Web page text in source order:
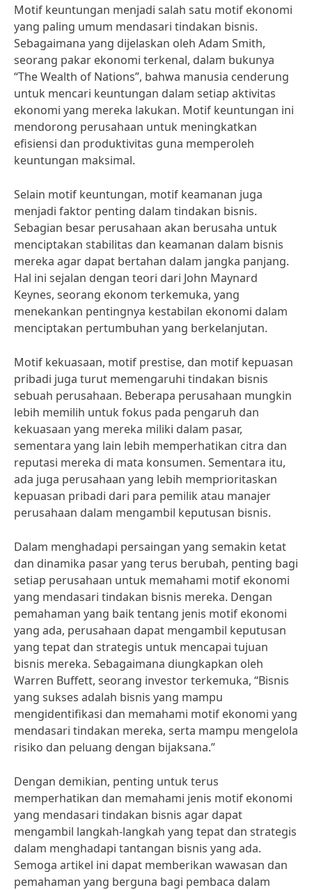
Motif keuntungan menjadi salah satu motif ekonomi
yang paling umum mendasari tindakan bisnis.
Sebagaimana yang dijelaskan oleh Adam Smith,
seorang pakar ekonomi terkenal, dalam bukunya
“The Wealth of Nations”, bahwa manusia cenderung
untuk mencari keuntungan dalam setiap aktivitas
ekonomi yang mereka lakukan. Motif keuntungan ini
mendorong perusahaan untuk meningkatkan
efisiensi dan produktivitas guna memperoleh
keuntungan maksimal.
Selain motif keuntungan, motif keamanan juga
menjadi faktor penting dalam tindakan bisnis.
Sebagian besar perusahaan akan berusaha untuk
menciptakan stabilitas dan keamanan dalam bisnis
mereka agar dapat bertahan dalam jangka panjang.
Hal ini sejalan dengan teori dari John Maynard
Keynes, seorang ekonom terkemuka, yang
menekankan pentingnya kestabilan ekonomi dalam
menciptakan pertumbuhan yang berkelanjutan.
Motif kekuasaan, motif prestise, dan motif kepuasan
pribadi juga turut memengaruhi tindakan bisnis
sebuah perusahaan. Beberapa perusahaan mungkin
lebih memilih untuk fokus pada pengaruh dan
kekuasaan yang mereka miliki dalam pasar,
sementara yang lain lebih memperhatikan citra dan
reputasi mereka di mata konsumen. Sementara itu,
ada juga perusahaan yang lebih memprioritaskan
kepuasan pribadi dari para pemilik atau manajer
perusahaan dalam mengambil keputusan bisnis.
Dalam menghadapi persaingan yang semakin ketat
dan dinamika pasar yang terus berubah, penting bagi
setiap perusahaan untuk memahami motif ekonomi
yang mendasari tindakan bisnis mereka. Dengan
pemahaman yang baik tentang jenis motif ekonomi
yang ada, perusahaan dapat mengambil keputusan
yang tepat dan strategis untuk mencapai tujuan
bisnis mereka. Sebagaimana diungkapkan oleh
Warren Buffett, seorang investor terkemuka, “Bisnis
yang sukses adalah bisnis yang mampu
mengidentifikasi dan memahami motif ekonomi yang
mendasari tindakan mereka, serta mampu mengelola
risiko dan peluang dengan bijaksana.”
Dengan demikian, penting untuk terus
memperhatikan dan memahami jenis motif ekonomi
yang mendasari tindakan bisnis agar dapat
mengambil langkah-langkah yang tepat dan strategis
dalam menghadapi tantangan bisnis yang ada.
Semoga artikel ini dapat memberikan wawasan dan
pemahaman yang berguna bagi pembaca dalam